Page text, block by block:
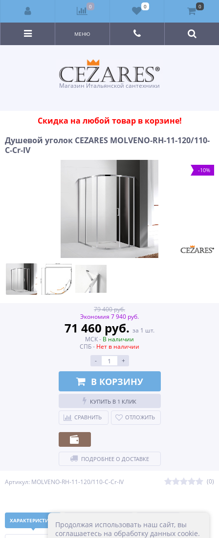
Магазин Итальянской сантехники
МЕНЮ
Скидка на любой товар в корзине!
Душевой уголок CEZARES MOLVENO-RH-11-120/110-
C-Cr-IV
-10%
Артикул: MOLVENO-RH-11-120/110-C-Cr-IV (0)
79 400 руб.
Экономия 7 940 руб.
71 460 руб. за 1 шт.
МСК - В наличии
СПБ - Нет в наличии
-
+
В КОРЗИНУ
КУПИТЬ В 1 КЛИК
СРАВНИТЬ ОТЛОЖИТЬ
ПОДРОБНЕЕ О ДОСТАВКЕ
ХАРАКТЕРИСТИКИ ИНСТРУКЦИЯ
0 0 0
Продолжая использовать наш сайт, вы
соглашаетесь на обработку данных cookie.